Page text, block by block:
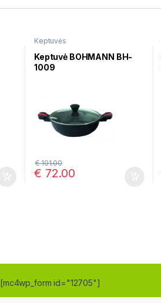
Keptuvės
Keptuvė BOHMANN BH-
1009
€ 72.00
€101.00
[mc4wp_form id="12705"]